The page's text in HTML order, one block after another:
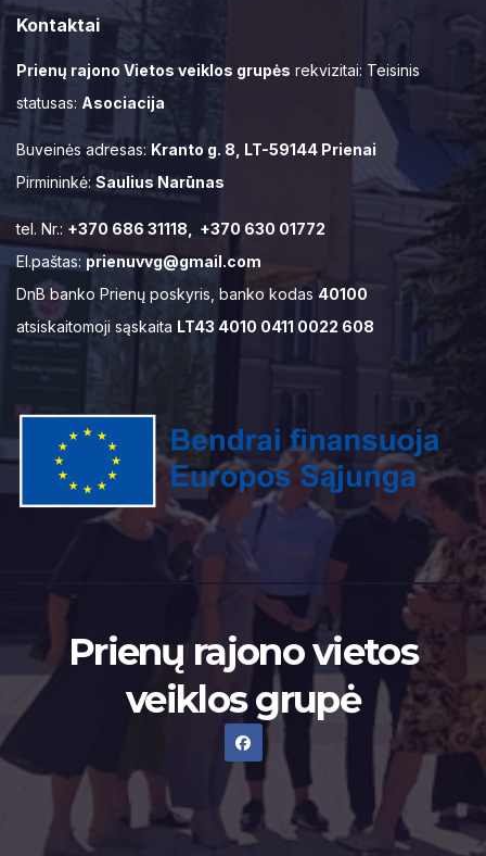
Kontaktai
Prienų rajono Vietos veiklos grupės rekvizitai: Teisinis
statusas: Asociacija
Buveinės adresas: Kranto g. 8, LT-59144 Prienai
Pirmininkė: Saulius Narūnas
tel. Nr.: +370 686 31118, +370 630 01772
El.paštas: prienuvvg@gmail.com
DnB banko Prienų poskyris, banko kodas 40100
atsiskaitomoji sąskaita LT43 4010 0411 0022 608
Prienų rajono vietos
veiklos grupė